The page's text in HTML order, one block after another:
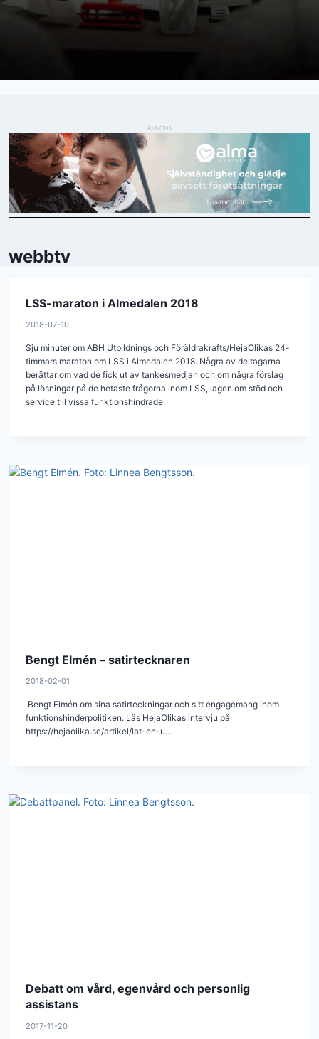
ANNONS
webbtv
LSS-maraton i Almedalen 2018
2018-07-10
Sju minuter om ABH Utbildnings och Föräldrakrafts/HejaOlikas 24-
timmars maraton om LSS i Almedalen 2018. Några av deltagarna
berättar om vad de fick ut av tankesmedjan och om några förslag
på lösningar på de hetaste frågorna inom LSS, lagen om stöd och
service till vissa funktionshindrade.
Bengt Elmén – satirtecknaren
2018-02-01
Bengt Elmén om sina satirteckningar och sitt engagemang inom
funktionshinderpolitiken. Läs HejaOlikas intervju på
https://hejaolika.se/artikel/lat-en-u…
Debatt om vård, egenvård och personlig
assistans
2017-11-20